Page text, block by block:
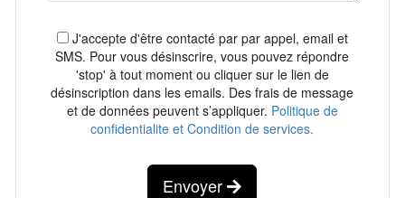
J'accepte d'être contacté par par appel, email et
SMS. Pour vous désinscrire, vous pouvez répondre
'stop' à tout moment ou cliquer sur le lien de
désinscription dans les emails. Des frais de message
et de données peuvent s’appliquer. Politique de
confidentialite et Condition de services.
Envoyer